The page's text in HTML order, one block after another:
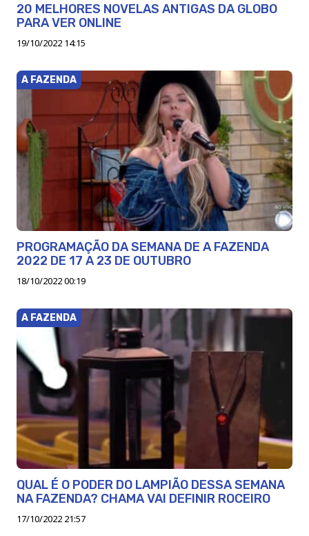
20 MELHORES NOVELAS ANTIGAS DA GLOBO
PARA VER ONLINE
19/10/2022 14:15
A FAZENDA
PROGRAMAÇÃO DA SEMANA DE A FAZENDA
2022 DE 17 A 23 DE OUTUBRO
18/10/2022 00:19
A FAZENDA
QUAL É O PODER DO LAMPIÃO DESSA SEMANA
NA FAZENDA? CHAMA VAI DEFINIR ROCEIRO
17/10/2022 21:57